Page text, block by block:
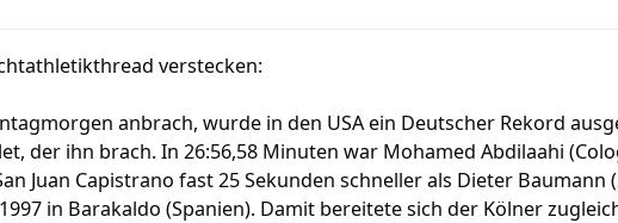
verstecken:
anbrach, wurde in den USA ein Deutscher Rekord
der ihn brach. In 26:56,58 Minuten war Mohamed Abdilaahi
Juan Capistrano fast 25 Sekunden schneller als Dieter Baumann
in Barakaldo (Spanien). Damit bereitete sich der Kölner